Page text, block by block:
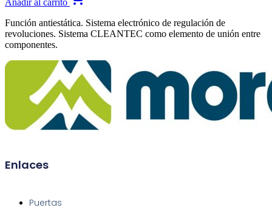
Añadir al carrito
Función antiestática. Sistema electrónico de regulación de
revoluciones. Sistema CLEANTEC como elemento de unión entre
componentes.
Enlaces
Puertas